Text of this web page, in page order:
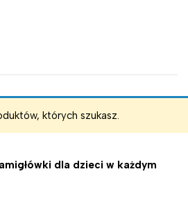
których szukasz.
dla dzieci w każdym